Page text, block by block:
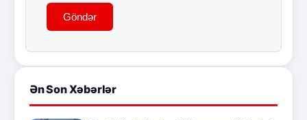
Göndər
Ən Son Xəbərlər